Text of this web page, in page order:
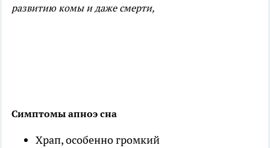
развитию комы и даже смерти,
Симптомы апноэ сна
Храп, особенно громкий